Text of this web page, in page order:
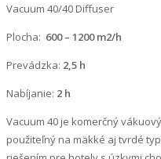
Vacuum 40/40 Diffuser
Plocha: 600 – 1200 m2/h
Prevádzka: 2,5 h
Nabíjanie: 2 h
Vacuum 40 je komerčný
použiteľný na mäkké aj tvrdé